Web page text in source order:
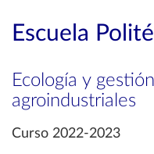
Escuela
Ecología y
agroindustriales
Curso 2022-2023